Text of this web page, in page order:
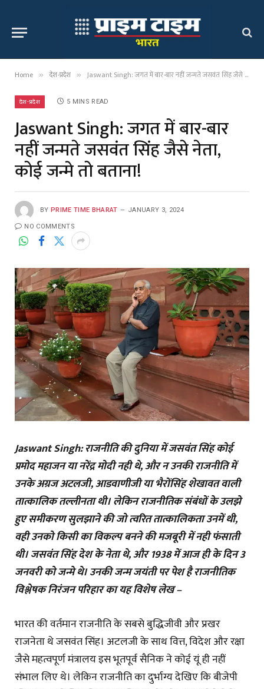
Home » देश-प्रदेश » Jaswant Singh: जगत में बार-बार नहीं जन्मते जसवंत सिंह जैसे नेता, कोई जन्मे तो बताना!
देश-प्रदेश 5 MINS READ
Jaswant Singh: जगत में बार-बार
नहीं जन्मते जसवंत सिंह जैसे नेता,
कोई जन्मे तो बताना!
BY PRIME TIME BHARAT JANUARY 3, 2024
NO COMMENTS
Jaswant Singh: राजनीति की दुनिया में जसवंत सिंह कोई
प्रमोद महाजन या नरेंद्र मोदी नही थे, और न उनकी राजनीति में
उनके अग्रज अटलजी, आडवाणीजी या भैरोंसिंह शेखावत वाली
तात्कालिक तल्लीनता थी। लेकिन राजनीतिक संबंधों के उलझे
हुए समीकरण सुलझाने की जो त्वरित तात्कालिकता उनमें थी,
वही उनको किसी का विकल्प बनने की मजबूरी में नही फंसाती
थी। जसवंत सिंह देश के नेता थे, और 1938 में आज ही के दिन 3
जनवरी को जन्मे थे। उनकी जन्म जयंती पर पेश है राजनीतिक
विश्लेषक निरंजन परिहार का यह विशेष लेख –
भारत की वर्तमान राजनीति के सबसे बुद्धिजीवी और प्रखर
राजनेता थे जसवंत सिंह। अटलजी के साथ वित्त, विदेश और रक्षा
जैसे महत्वपूर्ण मंत्रालय इस भूतपूर्व सैनिक ने कोई यूं ही नहीं
संभाल लिए थे। लेकिन राजनीति का दुर्भाग्य देखिए कि बीजेपी